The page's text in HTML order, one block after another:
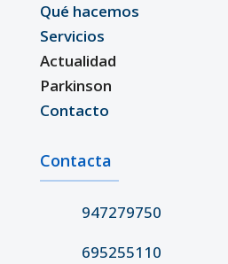
Qué hacemos
Servicios
Actualidad
Parkinson
Contacto
Contacta
947279750
695255110